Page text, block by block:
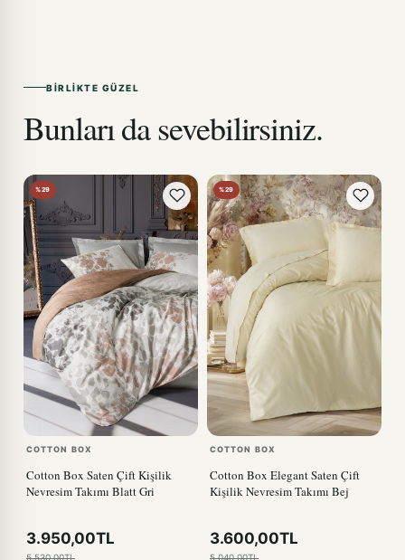
BIRLIKTE GÜZEL
Bunları da sevebilirsiniz.
%29
COTTON BOX
Cotton Box Saten Çift Kişilik
Nevresim Takımı Blatt Gri
3.950,00TL
5.530,00TL
%29
COTTON BOX
Cotton Box Elegant Saten Çift
Kişilik Nevresim Takımı Bej
3.600,00TL
5.040,00TL